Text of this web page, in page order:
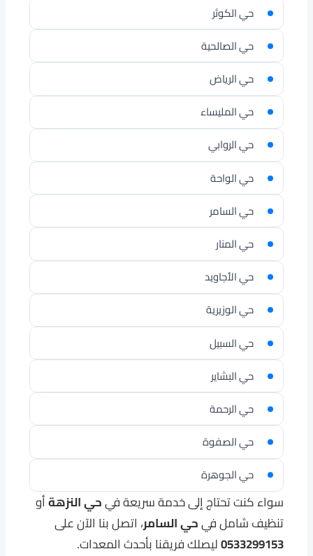
حي الكوثر
حي الصالحية
حي الرياض
حي المليساء
حي الروابي
حي الواحة
حي السامر
حي المنار
حي الأجاويد
حي الوزيرية
حي السبيل
حي البشاير
حي الرحمة
حي الصفوة
حي الجوهرة
سواء كنت تحتاج إلى خدمة سريعة فيحي النزهةأو
تنظيف شامل فيحي السامر، اتصل بنا الآن على
0533299153ليصلك فريقنا بأحدث المعدات.